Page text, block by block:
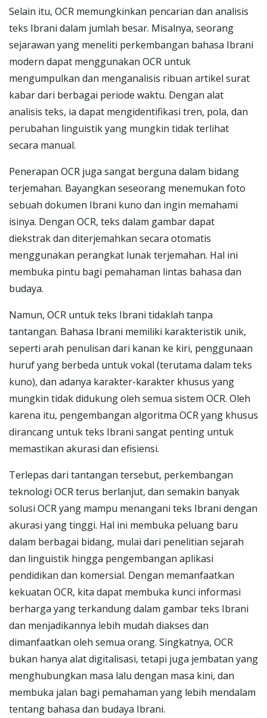
Selain itu, OCR memungkinkan pencarian dan analisis
teks Ibrani dalam jumlah besar. Misalnya, seorang
sejarawan yang meneliti perkembangan bahasa Ibrani
modern dapat menggunakan OCR untuk
mengumpulkan dan menganalisis ribuan artikel surat
kabar dari berbagai periode waktu. Dengan alat
analisis teks, ia dapat mengidentifikasi tren, pola, dan
perubahan linguistik yang mungkin tidak terlihat
secara manual.
Penerapan OCR juga sangat berguna dalam bidang
terjemahan. Bayangkan seseorang menemukan foto
sebuah dokumen Ibrani kuno dan ingin memahami
isinya. Dengan OCR, teks dalam gambar dapat
diekstrak dan diterjemahkan secara otomatis
menggunakan perangkat lunak terjemahan. Hal ini
membuka pintu bagi pemahaman lintas bahasa dan
budaya.
Namun, OCR untuk teks Ibrani tidaklah tanpa
tantangan. Bahasa Ibrani memiliki karakteristik unik,
seperti arah penulisan dari kanan ke kiri, penggunaan
huruf yang berbeda untuk vokal (terutama dalam teks
kuno), dan adanya karakter-karakter khusus yang
mungkin tidak didukung oleh semua sistem OCR. Oleh
karena itu, pengembangan algoritma OCR yang khusus
dirancang untuk teks Ibrani sangat penting untuk
memastikan akurasi dan efisiensi.
Terlepas dari tantangan tersebut, perkembangan
teknologi OCR terus berlanjut, dan semakin banyak
solusi OCR yang mampu menangani teks Ibrani dengan
akurasi yang tinggi. Hal ini membuka peluang baru
dalam berbagai bidang, mulai dari penelitian sejarah
dan linguistik hingga pengembangan aplikasi
pendidikan dan komersial. Dengan memanfaatkan
kekuatan OCR, kita dapat membuka kunci informasi
berharga yang terkandung dalam gambar teks Ibrani
dan menjadikannya lebih mudah diakses dan
dimanfaatkan oleh semua orang. Singkatnya, OCR
bukan hanya alat digitalisasi, tetapi juga jembatan yang
menghubungkan masa lalu dengan masa kini, dan
membuka jalan bagi pemahaman yang lebih mendalam
tentang bahasa dan budaya Ibrani.